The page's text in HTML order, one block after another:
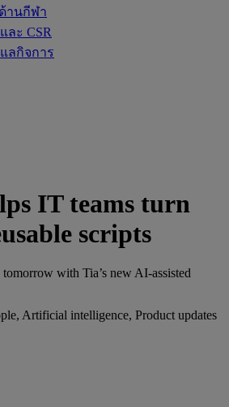
านกีฬา
ละ CSR
ลกิจการ
IT teams turn
scripts
with Tia’s new AI-assisted
Artificial intelligence, Product updates